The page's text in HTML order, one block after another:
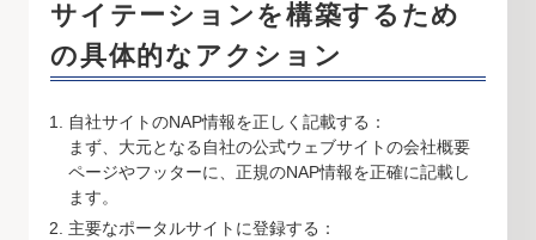
サイテーションを構築するため
の具体的なアクション
自社サイトのNAP情報を正しく記載する：
まず、大元となる自社の公式ウェブサイトの会社概要
ページやフッターに、正規のNAP情報を正確に記載し
ます。
主要なポータルサイトに登録する：